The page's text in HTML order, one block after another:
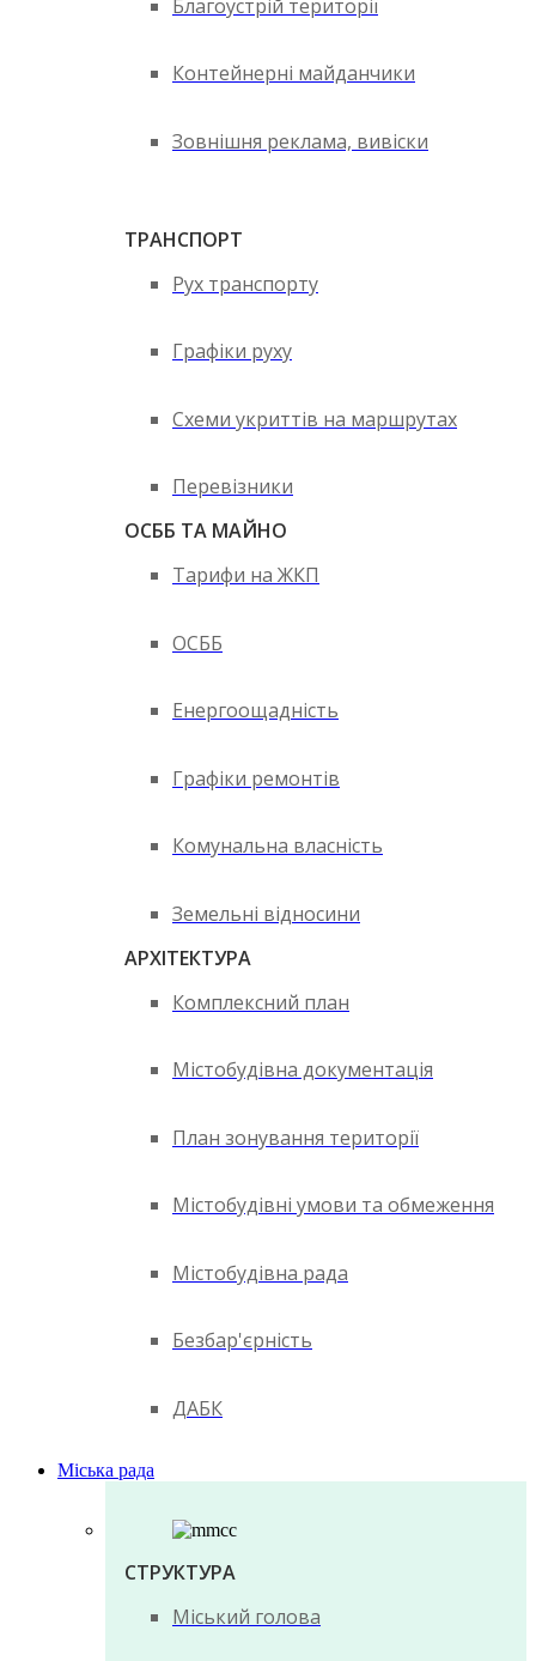
Благоустрій території
Контейнерні майданчики
Зовнішня реклама, вивіски
ТРАНСПОРТ
Рух транспорту
Графіки руху
Схеми укриттів на маршрутах
Перевізники
ОСББ ТА МАЙНО
Тарифи на ЖКП
ОСББ
Енергоощадність
Графіки ремонтів
Комунальна власність
Земельні відносини
АРХІТЕКТУРА
Комплексний план
Містобудівна документація
План зонування території
Містобудівні умови та обмеження
Містобудівна рада
Безбар'єрність
ДАБК
Міська рада
СТРУКТУРА
Міський голова